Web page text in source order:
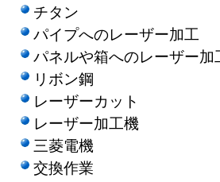
チタン
パイプへのレーザー加工
パネルや箱へのレーザー加
リボン鋼
レーザーカット
レーザー加工機
三菱電機
交換作業